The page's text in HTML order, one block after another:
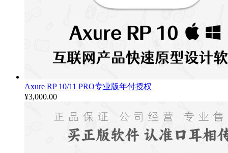
Axure RP 10/11 PRO专业版年付授权
¥3,000.00